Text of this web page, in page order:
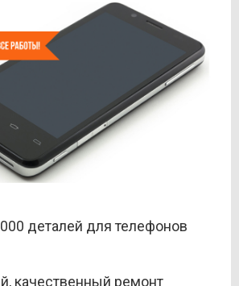
деталей для телефонов
качественный ремонт